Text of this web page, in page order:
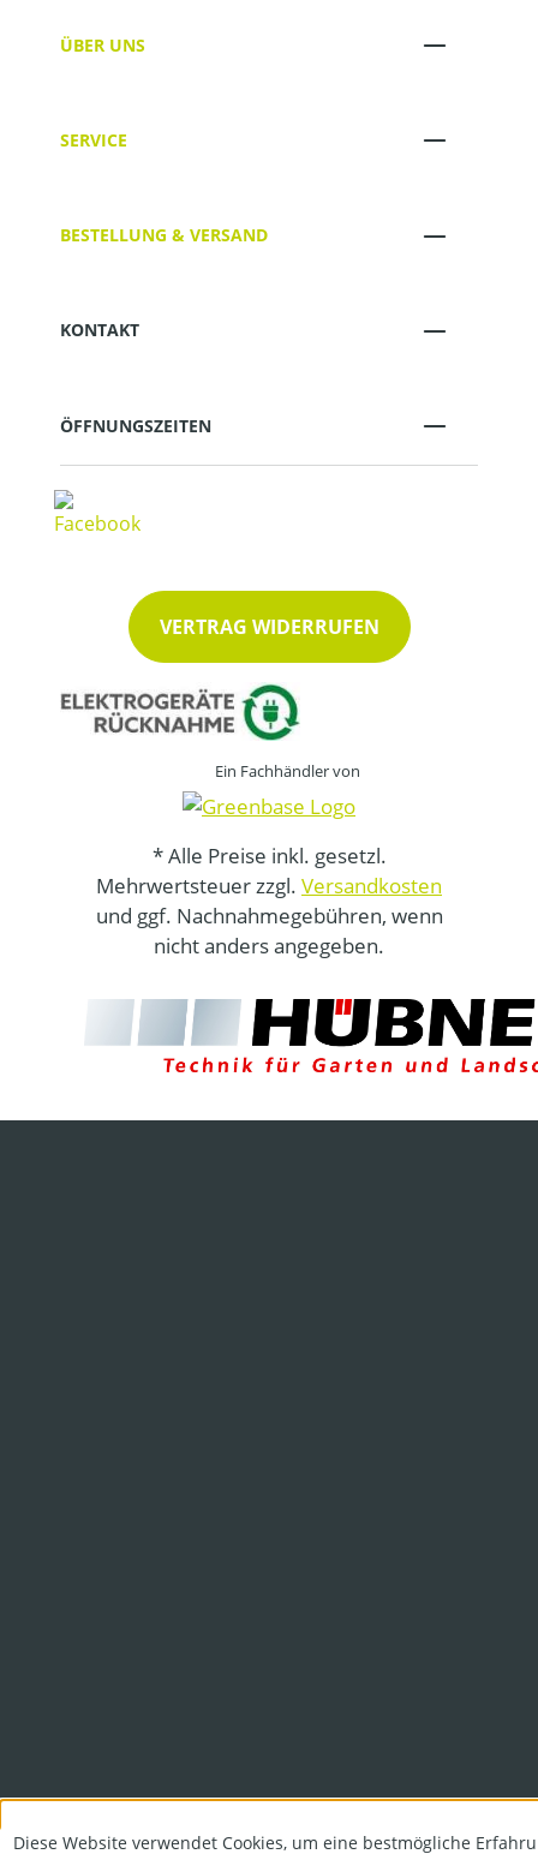
ÜBER UNS
SERVICE
BESTELLUNG & VERSAND
KONTAKT
ÖFFNUNGSZEITEN
VERTRAG WIDERRUFEN
Ein Fachhändler von
* Alle Preise inkl. gesetzl.
Mehrwertsteuer zzgl. Versandkosten
und ggf. Nachnahmegebühren, wenn
nicht anders angegeben.
Diese Website verwendet Cookies, um eine bestmögliche